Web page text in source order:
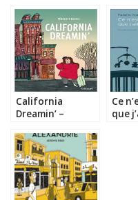
California
Dreamin’ –
Ce
que